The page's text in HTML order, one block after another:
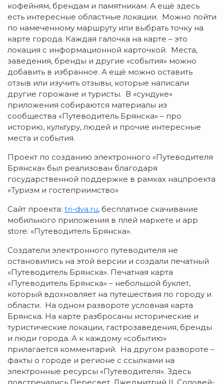
кофейням, брендам и памятникам. А ещё здесь
есть интересные областные локации. Можно пойти
по намеченному маршруту или выбрать точку на
карте города. Каждая галочка на карте – это
локация с информационной карточкой. Места,
заведения, бренды и другие «события» можно
добавить в избранное. А ещё можно оставить
отзыв или изучить отзывы, которые написали
другие горожане и туристы. В «сундуке»
приложения собираются материалы из
сообщества «Путеводитель Брянска» – про
историю, культуру, людей и прочие интересные
места и события.
Проект по созданию электронного «Путеводителя
Брянска» был реализован благодаря
государственной поддержке в рамках нацпроекта
«Туризм и гостеприимство»
Сайт проекта: tri-dva.ru, бесплатное скачивание
мобильного приложения в плей маркете и app
store: «Путеводитель Брянска».
Создатели электронного путеводителя не
остановились на этой версии и создали печатный
«Путеводитель Брянска». Печатная карта
«Путеводитель Брянска» – небольшой буклет,
который вдохновляет на путешествия по городу и
области. На одном развороте условная карта
Брянска. На карте разбросаны исторические и
туристические локации, гастрозаведения, бренды
и люди города. А к каждому «событию»
прилагается комментарий. На другом развороте –
факты о городе и регионе с ссылками на
электронные ресурсы «Путеводителя». Здесь